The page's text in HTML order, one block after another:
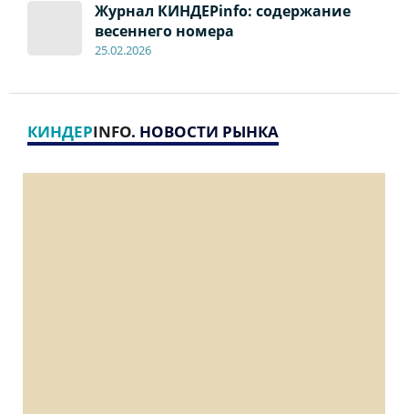
Журнал КИНДЕРinfo: содержание
весеннего номера
25.02.2026
КИНДЕРINFO. НОВОСТИ РЫНКА